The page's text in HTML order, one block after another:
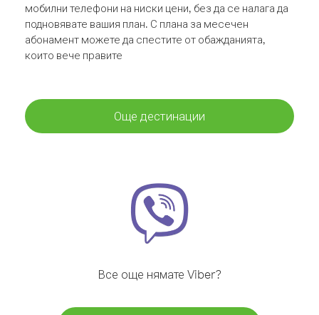
мобилни телефони на ниски цени, без да се налага да
подновявате вашия план. С плана за месечен
абонамент можете да спестите от обажданията,
които вече правите
Още дестинации
Все още нямате Viber?